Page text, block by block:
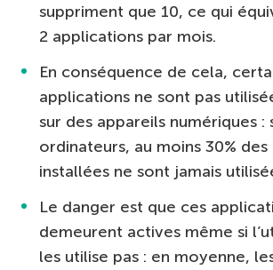
suppriment que 10, ce qui
2 applications par mois.
En conséquence de cela,
applications ne sont pas
sur des appareils numériques :
ordinateurs, au moins 30%
installées ne sont jamais
Le danger est que ces
demeurent actives même si
les utilise pas : en moyenne,